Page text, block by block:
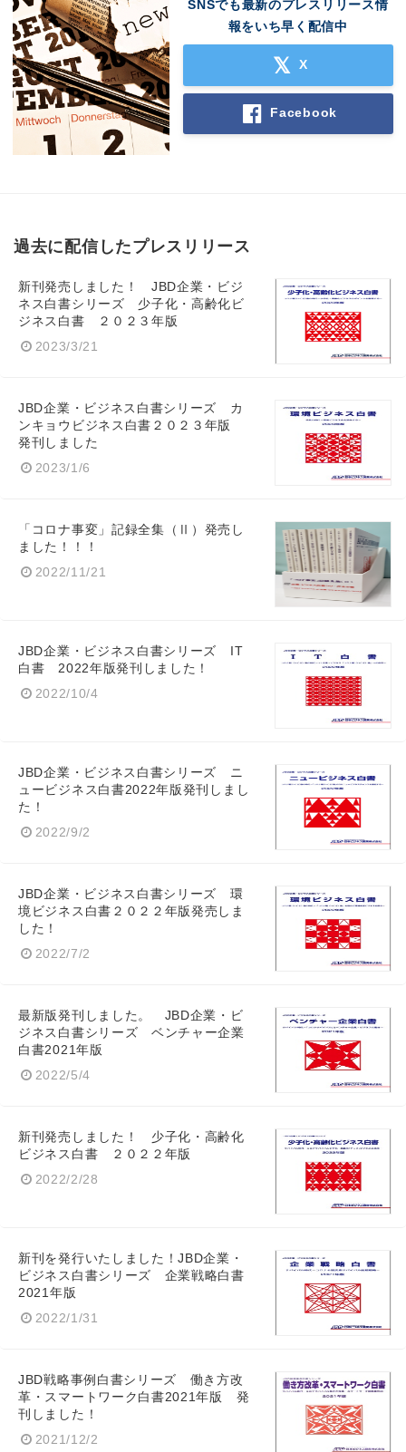
SNSでも最新のプレスリリース情
報をいち早く配信中
X
Facebook
過去に配信したプレスリリース
新刊発売しました！ JBD企業・ビジ
ネス白書シリーズ 少子化・高齢化ビ
ジネス白書 ２０２３年版
2023/3/21
JBD企業・ビジネス白書シリーズ カ
ンキョウビジネス白書２０２３年版
発刊しました
2023/1/6
「コロナ事変」記録全集（Ⅱ）発売し
ました！！！
2022/11/21
JBD企業・ビジネス白書シリーズ IT
白書 2022年版発刊しました！
2022/10/4
JBD企業・ビジネス白書シリーズ ニ
ュービジネス白書2022年版発刊しまし
た！
2022/9/2
JBD企業・ビジネス白書シリーズ 環
境ビジネス白書２０２２年版発売しま
した！
2022/7/2
最新版発刊しました。 JBD企業・ビ
ジネス白書シリーズ ベンチャー企業
白書2021年版
2022/5/4
新刊発売しました！ 少子化・高齢化
ビジネス白書 ２０２２年版
2022/2/28
新刊を発行いたしました！JBD企業・
ビジネス白書シリーズ 企業戦略白書
2021年版
2022/1/31
JBD戦略事例白書シリーズ 働き方改
革・スマートワーク白書2021年版 発
刊しました！
2021/12/2